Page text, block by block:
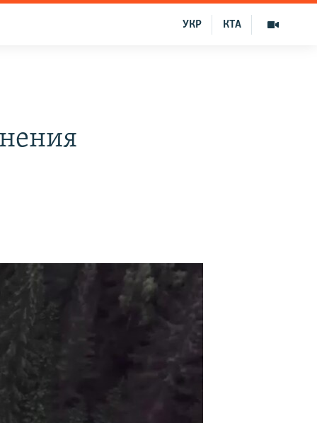
КТА
УКР